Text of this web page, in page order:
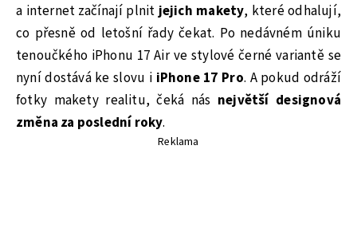
a internet začínají plnit jejich makety, které odhalují,
co přesně od letošní řady čekat. Po nedávném úniku
tenoučkého iPhonu 17 Air ve stylové černé variantě se
nyní dostává ke slovu i iPhone 17 Pro. A pokud odráží
fotky makety realitu, čeká nás největší designová
změna za poslední roky.
Reklama